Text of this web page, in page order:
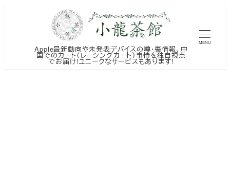
Apple最新動向や未発表デバイスの噂・裏情報、中
国でのカート（レーシングカート）事情を独自視点
でお届け!ユニークなサービスもあります!
MENU